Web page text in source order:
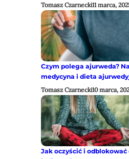
Tomasz Czarnecki11 marca,
Czym polega ajurweda?
medycyna i dieta
Tomasz Czarnecki10 marca,
Jak oczyścić i odblokować